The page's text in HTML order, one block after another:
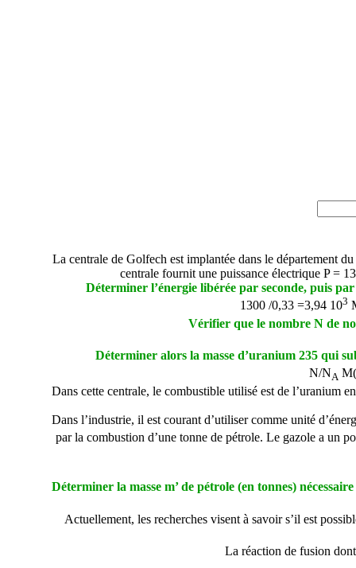
La centrale de Golfech est implantée dans le département
centrale fournit une puissance électrique P =
Déterminer l’énergie libérée par seconde, puis
1300 /0,33 =3,94 103
Vérifier que le nombre N de
Déterminer alors la masse d’uranium 235 qui
N/NA M(
Dans cette centrale, le combustible utilisé est de l’uranium
Dans l’industrie, il est courant d’utiliser comme unité
par la combustion d’une tonne de pétrole. Le gazole a un
Déterminer la masse m’ de pétrole (en tonnes)
Actuellement, les recherches visent à savoir s’il est
La réaction de fusion